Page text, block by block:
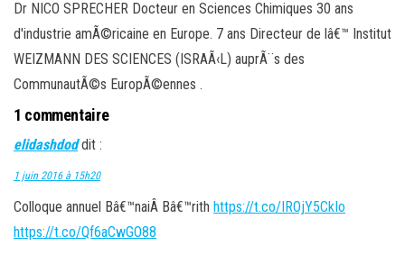
Dr NICO SPRECHER Docteur en Sciences Chimiques 30 ans
d'industrie amÃ©ricaine en Europe. 7 ans Directeur de lâ€™ Institut
WEIZMANN DES SCIENCES (ISRAÃ‹L) auprÃ¨s des
CommunautÃ©s EuropÃ©ennes .
1 commentaire
elidashdod dit :
1 juin 2016 à 15h20
Colloque annuel Bâ€™naiÂ Bâ€™rith https://t.co/IROjY5CkIo
https://t.co/Qf6aCwGO88